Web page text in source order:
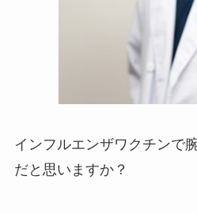
インフルエンザワクチンで
だと思いますか？